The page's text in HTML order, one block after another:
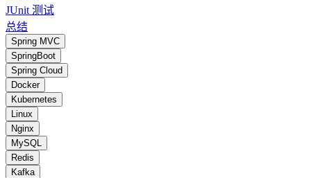
JUnit 测试
总结
Spring MVC
SpringBoot
Spring Cloud
Docker
Kubernetes
Linux
Nginx
MySQL
Redis
Kafka